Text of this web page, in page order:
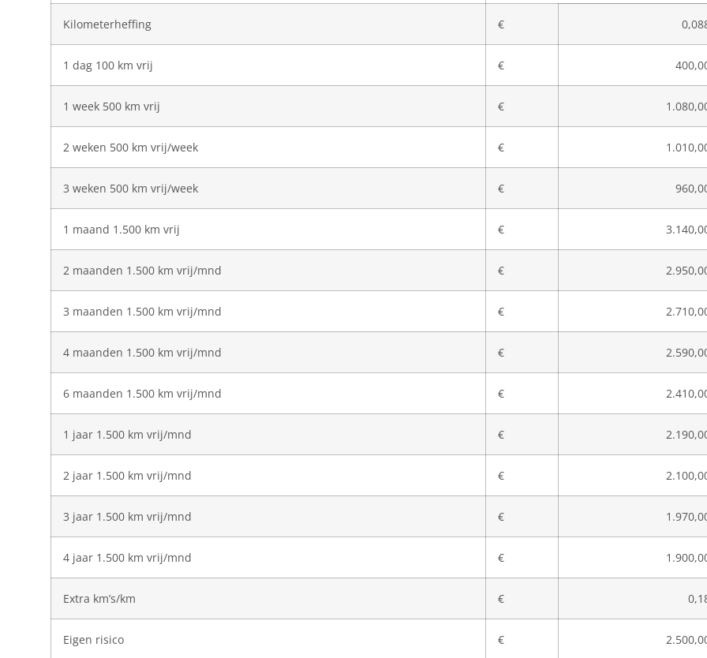
Kilometerheffing €
1 dag 100 km vrij €
1 week 500 km vrij €
2 weken 500 km vrij/week €
3 weken 500 km vrij/week €
1 maand 1.500 km vrij €
2 maanden 1.500 km vrij/mnd €
3 maanden 1.500 km vrij/mnd €
4 maanden 1.500 km vrij/mnd €
6 maanden 1.500 km vrij/mnd €
1 jaar 1.500 km vrij/mnd €
2 jaar 1.500 km vrij/mnd €
3 jaar 1.500 km vrij/mnd €
4 jaar 1.500 km vrij/mnd €
Extra km’s/km €
Eigen risico €